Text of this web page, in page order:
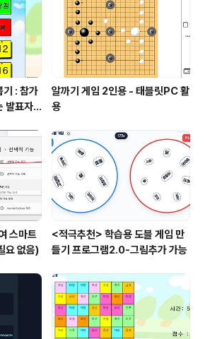
: 참가
발표자
알까기 게임 2인용 - 태블릿PC 활
용
스마트
요 없음)
<적극추천> 학습용 도블 게임 만
들기 프로그램2.0-그림추가 가능